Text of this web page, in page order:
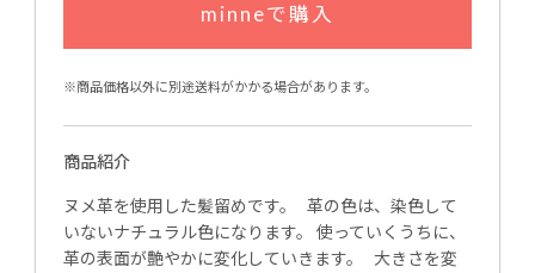
minneで購入
※商品価格以外に別途送料がかかる場合があります。
商品紹介
ヌメ革を使用した髪留めです。 革の色は、染色して
いないナチュラル色になります。 使っていくうちに、
革の表面が艶やかに変化していきます。 大きさを変